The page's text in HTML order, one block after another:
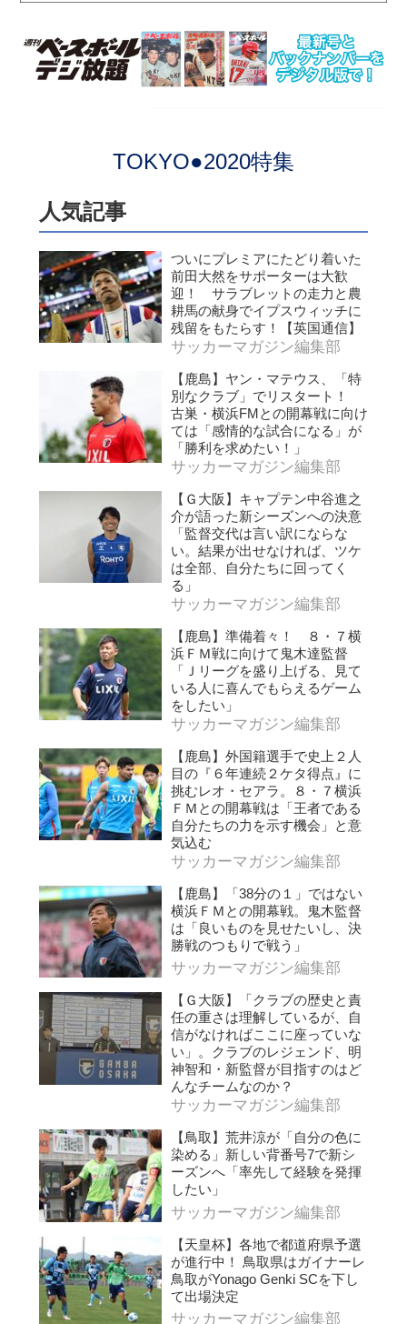
TOKYO●2020特集
人気記事
ついにプレミアにたどり着いた
前田大然をサポーターは大歓
迎！ サラブレットの走力と農
耕馬の献身でイプスウィッチに
残留をもたらす！【英国通信】
サッカーマガジン編集部
【鹿島】ヤン・マテウス、「特
別なクラブ」でリスタート！
古巣・横浜FMとの開幕戦に向け
ては「感情的な試合になる」が
「勝利を求めたい！」
サッカーマガジン編集部
【Ｇ大阪】キャプテン中谷進之
介が語った新シーズンへの決意
「監督交代は言い訳にならな
い。結果が出せなければ、ツケ
は全部、自分たちに回ってく
る」
サッカーマガジン編集部
【鹿島】準備着々！ ８・７横
浜ＦＭ戦に向けて鬼木達監督
「Ｊリーグを盛り上げる、見て
いる人に喜んでもらえるゲーム
をしたい」
サッカーマガジン編集部
【鹿島】外国籍選手で史上２人
目の『６年連続２ケタ得点』に
挑むレオ・セアラ。８・７横浜
ＦＭとの開幕戦は「王者である
自分たちの力を示す機会」と意
気込む
サッカーマガジン編集部
【鹿島】「38分の１」ではない
横浜ＦＭとの開幕戦。鬼木監督
は「良いものを見せたいし、決
勝戦のつもりで戦う」
サッカーマガジン編集部
【Ｇ大阪】「クラブの歴史と責
任の重さは理解しているが、自
信がなければここに座っていな
い」。クラブのレジェンド、明
神智和・新監督が目指すのはど
んなチームなのか？
サッカーマガジン編集部
【鳥取】荒井涼が「自分の色に
染める」新しい背番号7で新シ
ーズンへ「率先して経験を発揮
したい」
サッカーマガジン編集部
【天皇杯】各地で都道府県予選
が進行中！ 鳥取県はガイナーレ
鳥取がYonago Genki SCを下し
て出場決定
サッカーマガジン編集部